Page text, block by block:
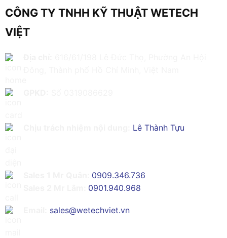
CÔNG TY TNHH KỸ THUẬT WETECH
VIỆT
Lê Thành Tựu
0909.346.736
0901.940.968
sales@wetechviet.vn